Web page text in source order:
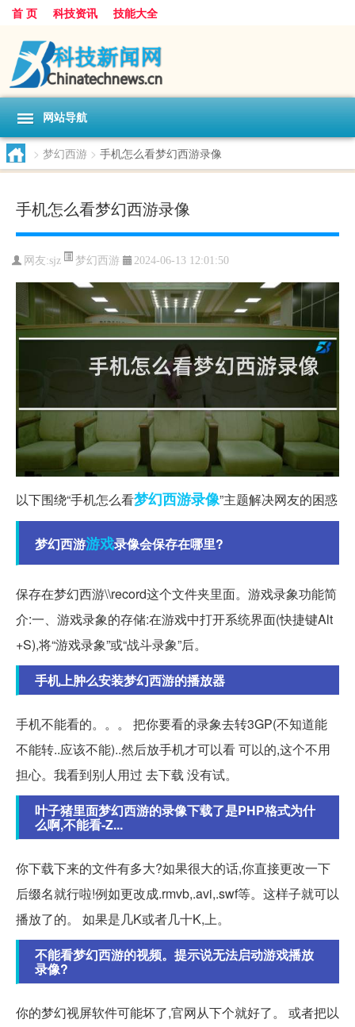
首 页 科技资讯 技能大全
网站导航
> 梦幻西游 > 手机怎么看梦幻西游录像
手机怎么看梦幻西游录像
网友:sjz 梦幻西游 2024-06-13 12:01:50
以下围绕“手机怎么看梦幻西游录像”主题解决网友的困惑
梦幻西游游戏录像会保存在哪里?
保存在梦幻西游\\record这个文件夹里面。游戏录象功能简
介:一、游戏录象的存储:在游戏中打开系统界面(快捷键Alt
+S),将“游戏录象”或“战斗录象”后。
手机上肿么安装梦幻西游的播放器
手机不能看的。。。 把你要看的录象去转3GP(不知道能
不能转..应该不能)..然后放手机才可以看 可以的,这个不用
担心。我看到别人用过 去下载 没有试。
叶子猪里面梦幻西游的录像下载了是PHP格式为什
么啊,不能看-Z...
你下载下来的文件有多大?如果很大的话,你直接更改一下
后缀名就行啦!例如更改成.rmvb,.avi,.swf等。这样子就可以
播放了的。 如果是几K或者几十K,上。
不能看梦幻西游的视频。提示说无法启动游戏播放
录像?
你的梦幻视屏软件可能坏了,官网从下个就好了。 或者把以